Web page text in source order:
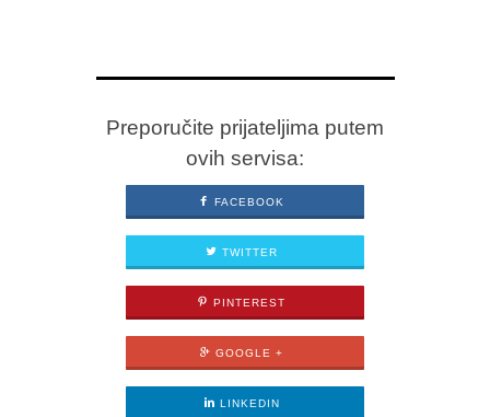
Preporučite prijateljima putem
ovih servisa:
FACEBOOK
TWITTER
PINTEREST
GOOGLE +
LINKEDIN